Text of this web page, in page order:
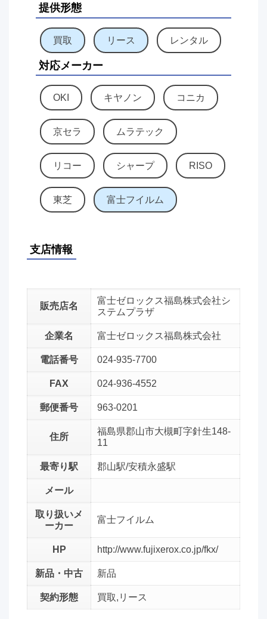
提供形態
買取 リース レンタル
対応メーカー
OKI キヤノン コニカ
京セラ ムラテック
リコー シャープ RISO
東芝 富士フイルム
支店情報
販売店名
富士ゼロックス福島株式会社シ
ステムプラザ
企業名 富士ゼロックス福島株式会社
電話番号 024-935-7700
FAX 024-936-4552
郵便番号 963-0201
住所
福島県郡山市大槻町字針生148-
11
最寄り駅 郡山駅/安積永盛駅
メール
取り扱いメ
ーカー
富士フイルム
HP http://www.fujixerox.co.jp/fkx/
新品・中古 新品
契約形態 買取,リース